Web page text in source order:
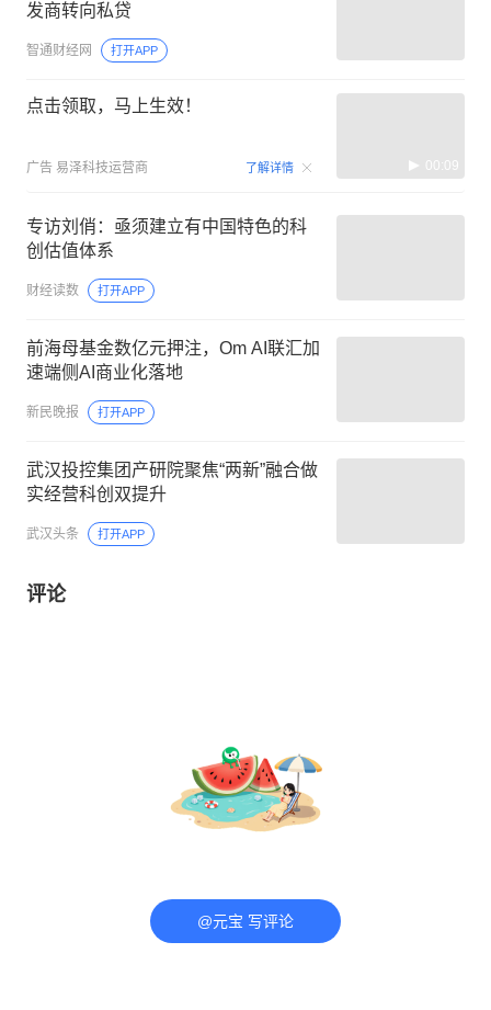
发商转向私贷
智通财经网 打开APP
点击领取，马上生效！
广告 易泽科技运营商 了解详情 00:09
专访刘俏：亟须建立有中国特色的科
创估值体系
财经读数 打开APP
前海母基金数亿元押注，Om AI联汇加
速端侧AI商业化落地
新民晚报 打开APP
武汉投控集团产研院聚焦“两新”融合做
实经营科创双提升
武汉头条 打开APP
评论
@元宝 写评论